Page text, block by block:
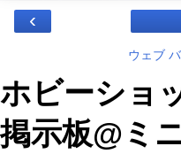
‹
ウェブ
ホビーショ
掲示板@ミ